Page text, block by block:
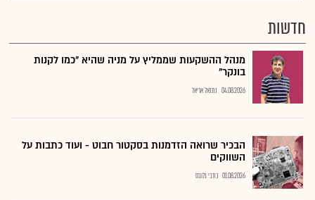
חדשות
מנהל ההשקעות שממליץ על מניה שהיא "כמו לקנות
בונקר"
04.08.2026 נתנאל אריאל
הבכיר שרואה הזדמנות בסקטור חבוט - ועוד כתבות על
השווקים
01.08.2026 כתבי גלובס